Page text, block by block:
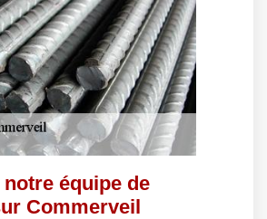
équipe de
Commerveil